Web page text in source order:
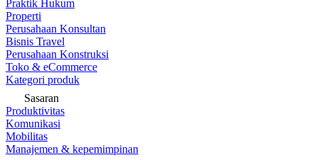
Praktik Hukum
Properti
Perusahaan Konsultan
Bisnis Travel
Perusahaan Konstruksi
Toko & eCommerce
Kategori produk
Sasaran
Produktivitas
Komunikasi
Mobilitas
Manajemen & kepemimpinan